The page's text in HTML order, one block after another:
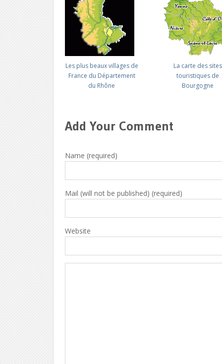
Les plus beaux villages de
France du Département
du Rhône
La carte des sites
touristiques de
Bourgogne
Add Your Comment
Name (required)
Mail (will not be published) (required)
Website